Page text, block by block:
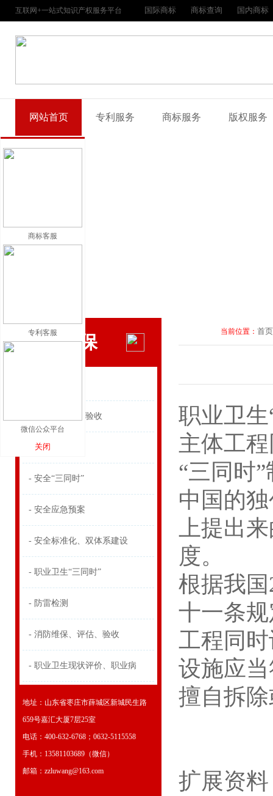
互联网+一站式知识产权服务平台 国际商标 商标查询 国内商标
网站首页 专利服务 商标服务 版权服务
安全环保
- 环评、检测、验收
- 环境应急预案
- 安全“三同时”
- 安全应急预案
- 安全标准化、双体系建设
- 职业卫生“三同时”
- 防雷检测
- 消防维保、评估、验收
- 职业卫生现状评价、职业病
地址：山东省枣庄市薛城区新城民生路
659号嘉汇大厦7层25室
电话：400-632-6768；0632-5115558
手机：13581103689（微信）
邮箱：zzluwang@163.com
当前位置： 首页
职业卫
主体工
“三同时
中国的
上提出
度。
根据我
十一条
工程同
设施应
擅自拆
扩展资
商标客服
专利客服
微信公众平台
关闭